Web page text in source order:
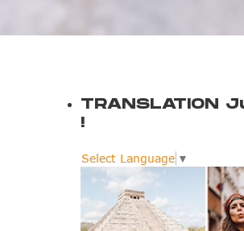
TRANSLATION
!
Select Language ▼